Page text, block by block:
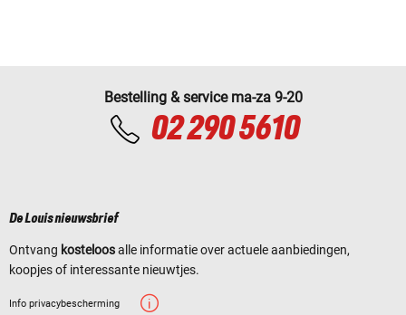
Bestelling & service ma-za 9-20
02 290 5610
De Louis nieuwsbrief
Ontvang kosteloosalle informatie over actuele aanbiedingen,
koopjes of interessante nieuwtjes.
Info privacybescherming